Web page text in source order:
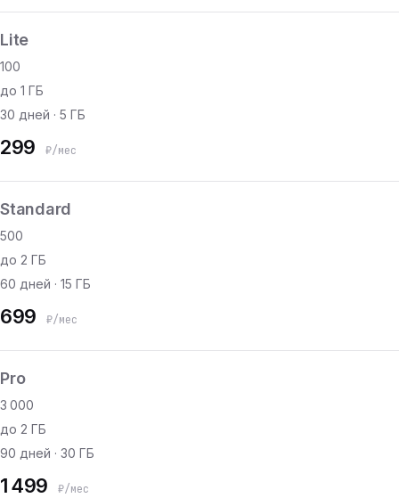
Lite
100
до 1 ГБ
30 дней · 5 ГБ
299 ₽/мес
Standard
500
до 2 ГБ
60 дней · 15 ГБ
699 ₽/мес
Pro
3 000
до 2 ГБ
90 дней · 30 ГБ
1 499 ₽/мес